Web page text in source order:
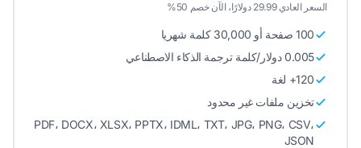
السعر العادي 29.99 دولارًا، الآن خصم 50%
100 صفحة أو 30,000 كلمة شهريا
0.005 دولار/كلمة ترجمة الذكاء الاصطناعي
120+ لغة
تخزين ملفات غير محدود
PDF، DOCX، XLSX، PPTX، IDML، TXT، JPG، PNG، CSV،
JSON